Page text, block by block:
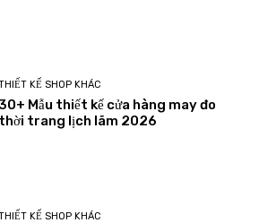
KẾ SHOP KHÁC
30+ Mẫu thiết kế cửa hàng may đo
thời trang lịch lãm 2026
KẾ SHOP KHÁC